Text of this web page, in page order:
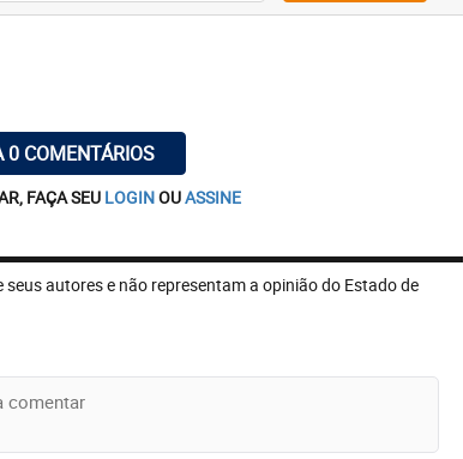
0 COMENTÁRIOS
FAÇA SEU LOGINOUASSINE
autores e não representam a opinião do Estado de